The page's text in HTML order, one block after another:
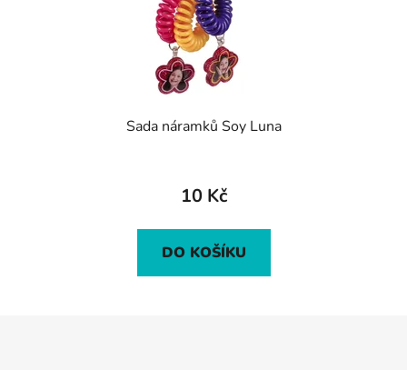
Sada náramků Soy Luna
10 Kč
DO KOŠÍKU